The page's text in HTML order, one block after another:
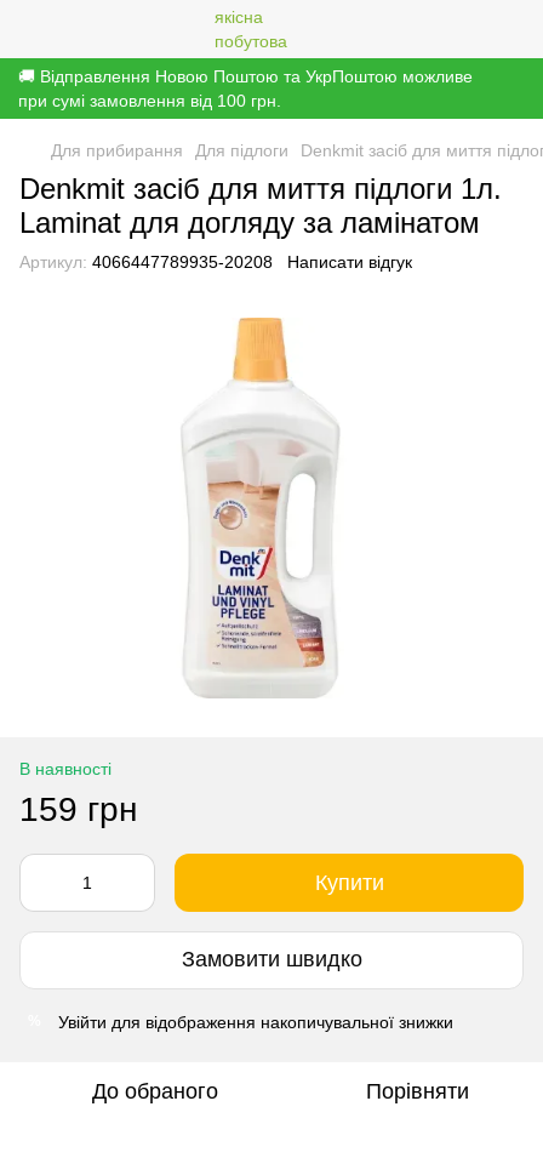
🚚 Відправлення Новою Поштою та УкрПоштою можливе
при сумі замовлення від 100 грн.
Для прибирання Для підлоги Denkmit засіб для миття
Denkmit засіб для миття підлоги 1л.
Laminat для догляду за ламінатом
Артикул: 4066447789935-20208 Написати відгук
В наявності
159 грн
Купити
Замовити швидко
Увійти для відображення накопичувальної знижки
До обраного Порівняти